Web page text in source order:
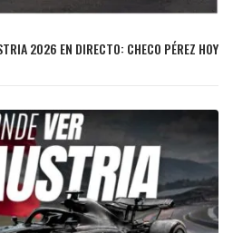
2026 EN DIRECTO: CHECO PÉREZ HOY